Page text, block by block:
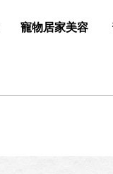
寵物居家美容